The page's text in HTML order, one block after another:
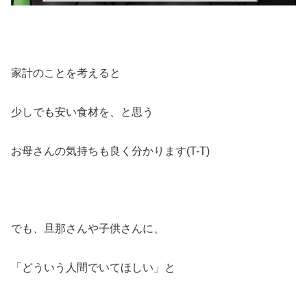
家計のことを考えると
少しでも安い食材を、と思う
お母さんの気持ちも良く分かります(T-T)
でも、旦那さんや子供さんに、
「どういう人間でいてほしい」と